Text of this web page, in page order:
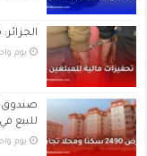
‏يوم
للبيع في 11 ولاية
‏يوم